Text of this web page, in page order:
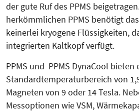
der gute Ruf des PPMS
herkömmlichen PPMS benötigt das
keinerlei kryogene Flüssigkeiten,
integrierten Kaltkopf verfügt.
PPMS und PPMS DynaCool bieten
Standardtemperaturbereich von
Magneten von 9 oder 14 Tesla.
Messoptionen wie VSM,